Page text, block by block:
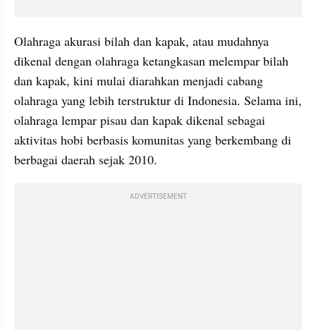
Olahraga akurasi bilah dan kapak, atau mudahnya
dikenal dengan olahraga ketangkasan melempar bilah
dan kapak, kini mulai diarahkan menjadi cabang
olahraga yang lebih terstruktur di Indonesia. Selama ini,
olahraga lempar pisau dan kapak dikenal sebagai
aktivitas hobi berbasis komunitas yang berkembang di
berbagai daerah sejak 2010.
ADVERTISEMENT